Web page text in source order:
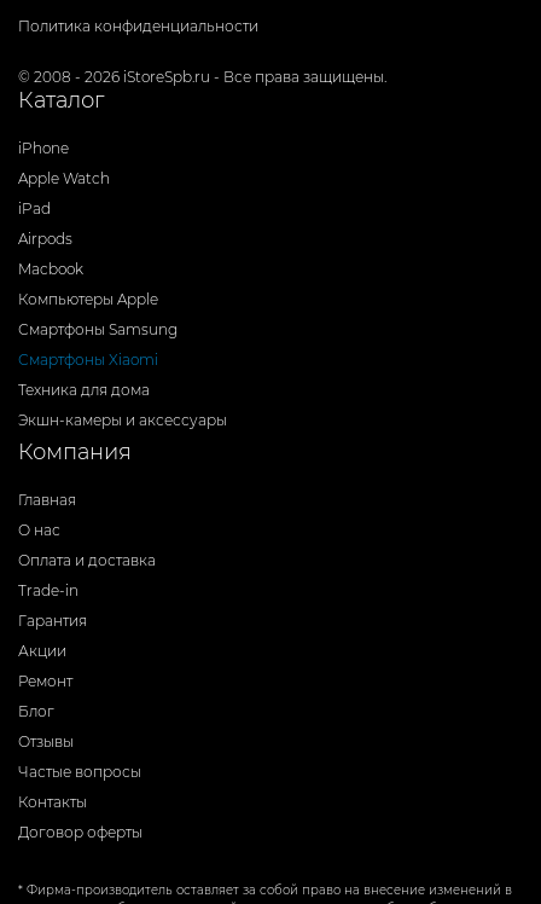
Политика конфиденциальности
© 2008 - 2026 iStoreSpb.ru - Все права защищены.
Каталог
iPhone
Apple Watch
iPad
Airpods
Macbook
Компьютеры Apple
Смартфоны Samsung
Смартфоны Xiaomi
Техника для дома
Экшн-камеры и аксессуары
Компания
Главная
О нас
Оплата и доставка
Trade-in
Гарантия
Акции
Ремонт
Блог
Отзывы
Частые вопросы
Контакты
Договор оферты
* Фирма-производитель оставляет за собой право на внесение изменений в